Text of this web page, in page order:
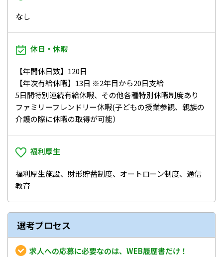
なし
休日・休暇
【年間休日数】120日
【年次有給休暇】13日 ※2年目から20日支給
5日間特別連続有給休暇、その他各種特別休暇制度あり
ファミリーフレンドリー休暇(子どもの授業参観、親族の
介護の際に休暇の取得が可能）
福利厚生
福利厚生施設、財形貯蓄制度、オートローン制度、通信
教育
選考プロセス
求人への応募に必要なのは、WEB履歴書だけ！